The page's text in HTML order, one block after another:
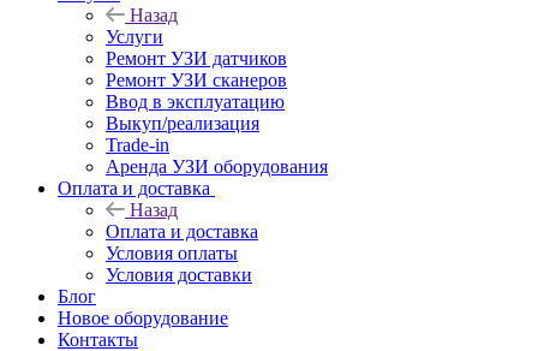
Назад
Услуги
Ремонт УЗИ датчиков
Ремонт УЗИ сканеров
Ввод в эксплуатацию
Выкуп/реализация
Trade-in
Аренда УЗИ оборудования
Оплата и доставка
Назад
Оплата и доставка
Условия оплаты
Условия доставки
Блог
Новое оборудование
Контакты